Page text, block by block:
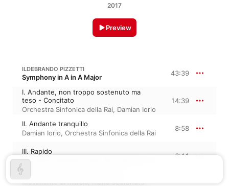
2017
Preview
ILDEBRANDO PIZZETTI
Symphony in A in A Major 43:39
I. Andante, non troppo sostenuto ma
teso - Concitato
Orchestra Sinfonica della Rai, Damian Iorio
14:39
II. Andante tranquillo
Damian Iorio, Orchestra Sinfonica della Rai
8:58
III. Rapido
Orchestra Sinfonica della Rai
6:11
IV. Andante faticoso e pesante -
Movimento di marcia, molto sostenuto -